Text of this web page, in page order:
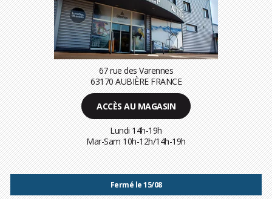
67 rue des Varennes
63170 AUBIÈRE FRANCE
ACCÈS AU MAGASIN
Lundi 14h-19h
Mar-Sam 10h-12h/14h-19h
Fermé le 15/08